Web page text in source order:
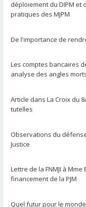
déploiement du DIPM
pratiques des MJPM
De l'importance de
Les comptes bancaires
analyse des angles
Article dans La Croix du
tutelles
Observations du
Justice
Lettre de la FNMJI à
financement de la PJM
Quel futur pour le monde